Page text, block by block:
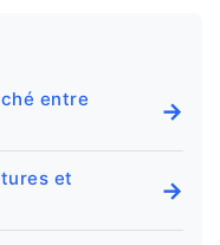
entre
→
et
→